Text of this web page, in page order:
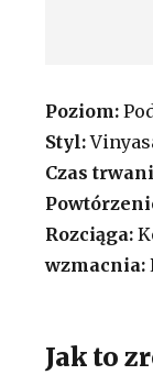
Poziom:
Styl:
Czas
Rozciąga:
wzmacnia:
Jak to